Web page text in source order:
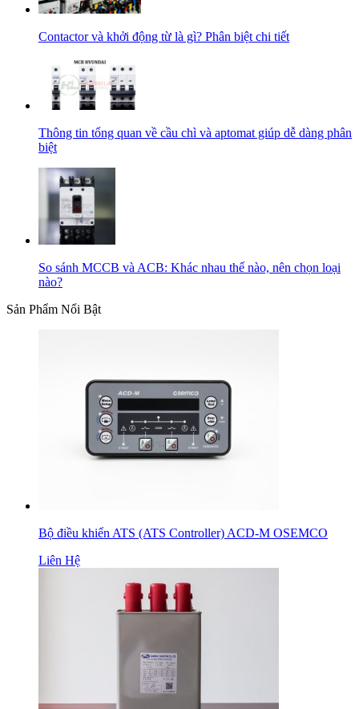
Contactor và khởi động từ là gì? Phân biệt chi tiết
Thông tin tổng quan về cầu chì và aptomat giúp dễ dàng phân
biệt
So sánh MCCB và ACB: Khác nhau thế nào, nên chọn loại
nào?
Sản Phẩm Nổi Bật
Bộ điều khiển ATS (ATS Controller) ACD-M OSEMCO
Liên Hệ